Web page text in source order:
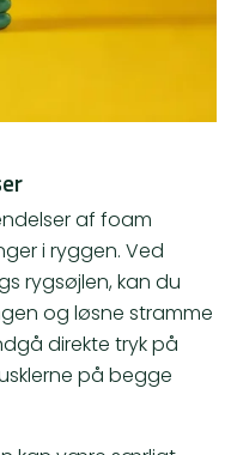
af foam
i ryggen. Ved
rygsøjlen, kan du
og løsne stramme
direkte tryk på
på begge